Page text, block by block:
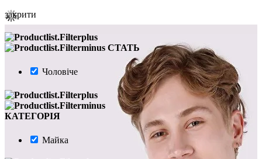
закрити
СТАТЬ
Чоловіче
КАТЕГОРІЯ
Майка